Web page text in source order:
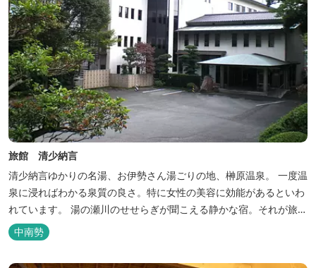
旅館 清少納言
清少納言ゆかりの名湯、お伊勢さん湯ごりの地、榊原温泉。 一度温
泉に浸ればわかる泉質の良さ。特に女性の美容に効能があるといわ
れています。 湯の瀬川のせせらぎが聞こえる静かな宿。それが旅
館 清少納言です。柔らかく滑らかな安らぎの湯や旬の味、心のこ
もったおもてなしを心掛けております。 日頃の喧騒から離れ、平安
の才女清少納言もお墨付きの名湯を是非実感してください。
中南勢